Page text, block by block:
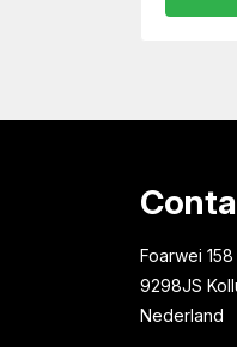
Foarwei 158
9298JS
Nederland